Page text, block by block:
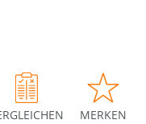
MERKEN